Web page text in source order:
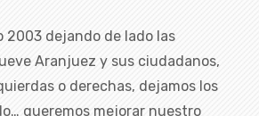
2003 dejando de lado las
Aranjuez y sus ciudadanos,
o derechas, dejamos los
queremos mejorar nuestro